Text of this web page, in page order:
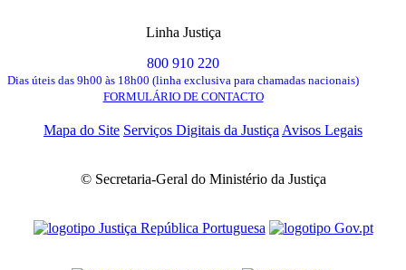
Linha Justiça
800 910 220
Dias úteis das 9h00 às 18h00 (linha exclusiva para chamadas nacionais)
FORMULÁRIO DE CONTACTO
Mapa do Site Serviços Digitais da Justiça Avisos Legais
© Secretaria-Geral do Ministério da Justiça